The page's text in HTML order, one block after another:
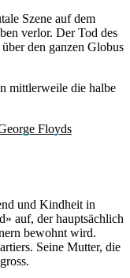
Szene auf dem
verlor. Der Tod des
den ganzen Globus
mittlerweile die halbe
Floyds
und Kindheit in
auf, der hauptsächlich
bewohnt wird.
Seine Mutter, die